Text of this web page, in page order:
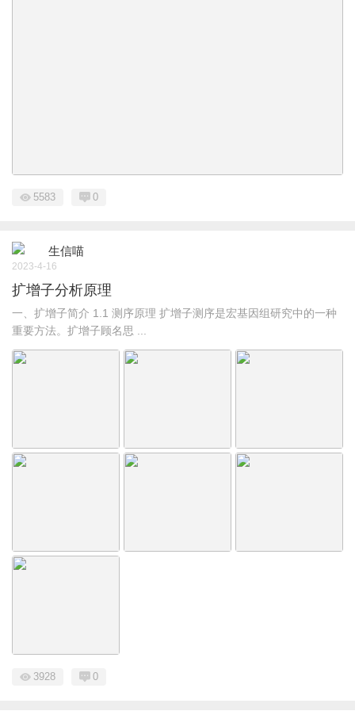
5583 0
生信喵
2023-4-16
扩增子分析原理
一、扩增子简介 1.1 测序原理 扩增子测序是宏基因组研究中的一种
重要方法。扩增子顾名思 ...
3928 0